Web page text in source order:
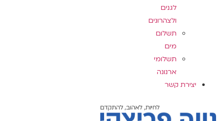
לגנים
ולצהרונים
תשלום
מים
תשלומי
ארנונה
יצירת קשר